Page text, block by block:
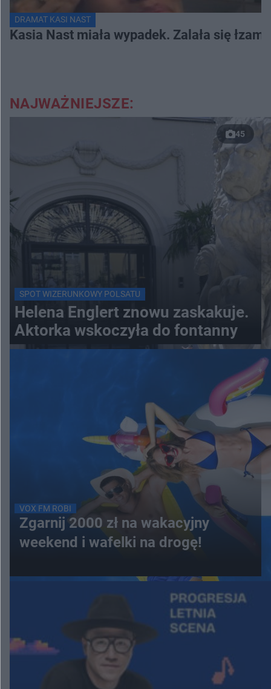
DRAMAT KASI NAST
Kasia Nast miała wypadek. Zalała się
NAJWAŻNIEJSZE:
45
SPOT WIZERUNKOWY POLSATU
Helena Englert znowu zaskakuje.
Aktorka wskoczyła do fontanny
VOX FM ROBI
Zgarnij 2000 zł na wakacyjny
weekend i wafelki na drogę!